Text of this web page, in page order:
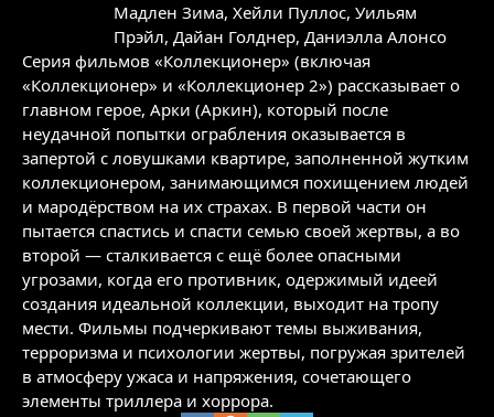
Мадлен Зима, Хейли Пуллос, Уильям
Прэйл, Дайан Голднер, Даниэлла Алонсо
Серия фильмов «Коллекционер» (включая
«Коллекционер» и «Коллекционер 2») рассказывает о
главном герое, Арки (Аркин), который после
неудачной попытки ограбления оказывается в
запертой с ловушками квартире, заполненной жутким
коллекционером, занимающимся похищением людей
и мародёрством на их страхах. В первой части он
пытается спастись и спасти семью своей жертвы, а во
второй — сталкивается с ещё более опасными
угрозами, когда его противник, одержимый идеей
создания идеальной коллекции, выходит на тропу
мести. Фильмы подчеркивают темы выживания,
терроризма и психологии жертвы, погружая зрителей
в атмосферу ужаса и напряжения, сочетающего
элементы триллера и хоррора.